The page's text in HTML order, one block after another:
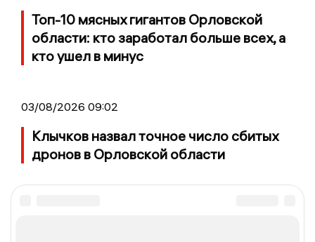
Топ-10 мясных гигантов Орловской
области: кто заработал больше всех, а
кто ушел в минус
03/08/2026 09:02
Клычков назвал точное число сбитых
дронов в Орловской области